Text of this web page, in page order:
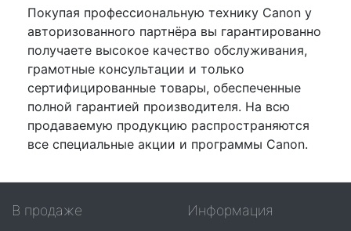
Покупая профессиональную технику Canon у
авторизованного партнёра вы гарантированно
получаете высокое качество обслуживания,
грамотные консультации и только
сертифицированные товары, обеспеченные
полной гарантией производителя. На всю
продаваемую продукцию распространяются
все специальные акции и программы Canon.
В продаже Информация